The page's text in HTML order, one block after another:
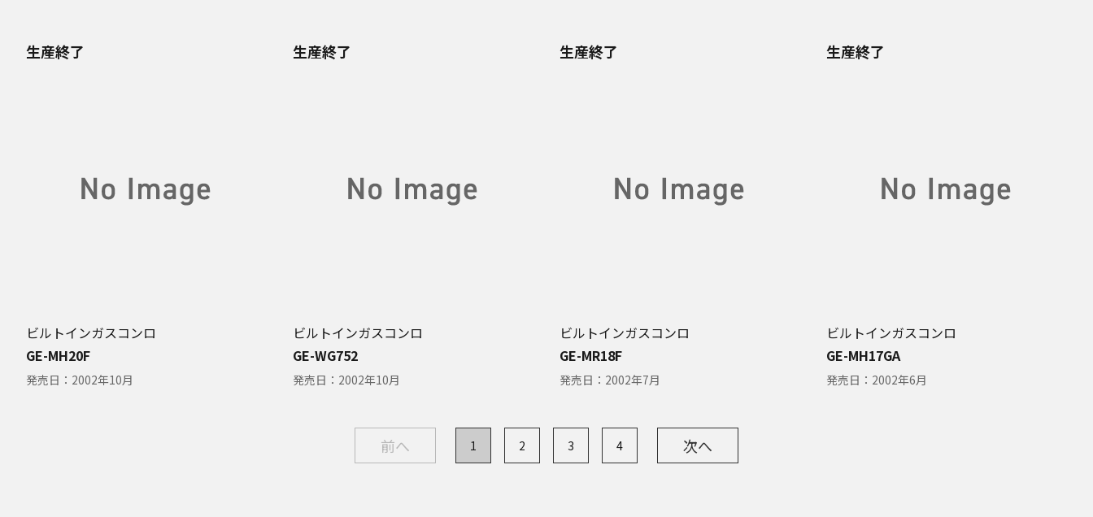
生産終了
ビルトインガスコンロ
GE-MH20F
発売日： 2002年10月
生産終了
ビルトインガスコンロ
GE-WG752
発売日： 2002年10月
生産終了
ビルトインガスコンロ
GE-MR18F
発売日： 2002年7月
生産終了
ビルトインガスコンロ
GE-MH17GA
発売日： 2002年6月
前へ 1 2 3 4 次へ